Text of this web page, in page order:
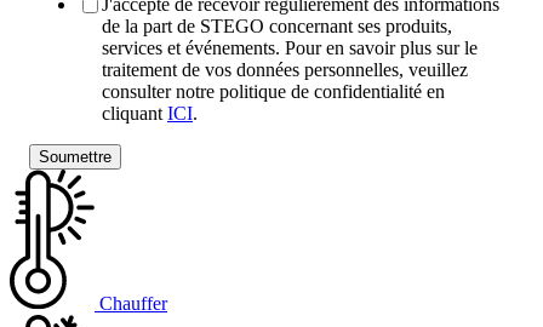
J'accepte de recevoir régulièrement des informations
de la part de STEGO concernant ses produits,
services et événements. Pour en savoir plus sur le
traitement de vos données personnelles, veuillez
consulter notre politique de confidentialité en
cliquant ICI.
Chauffer